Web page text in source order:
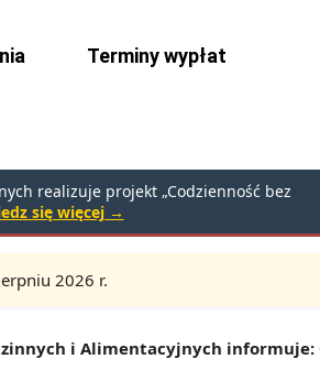
Terminy wypłat
realizuje projekt „Codzienność bez
się więcej →
2026 r.
i Alimentacyjnych informuje:Od 1